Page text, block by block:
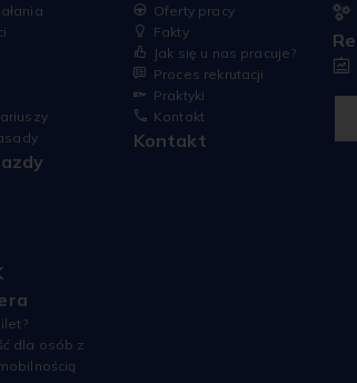
dla osób z
Oferty pracy
Fakty
Jak się u nas pracuje?
Proces rekrutacji
Praktyki
Kontakt
Kontakt